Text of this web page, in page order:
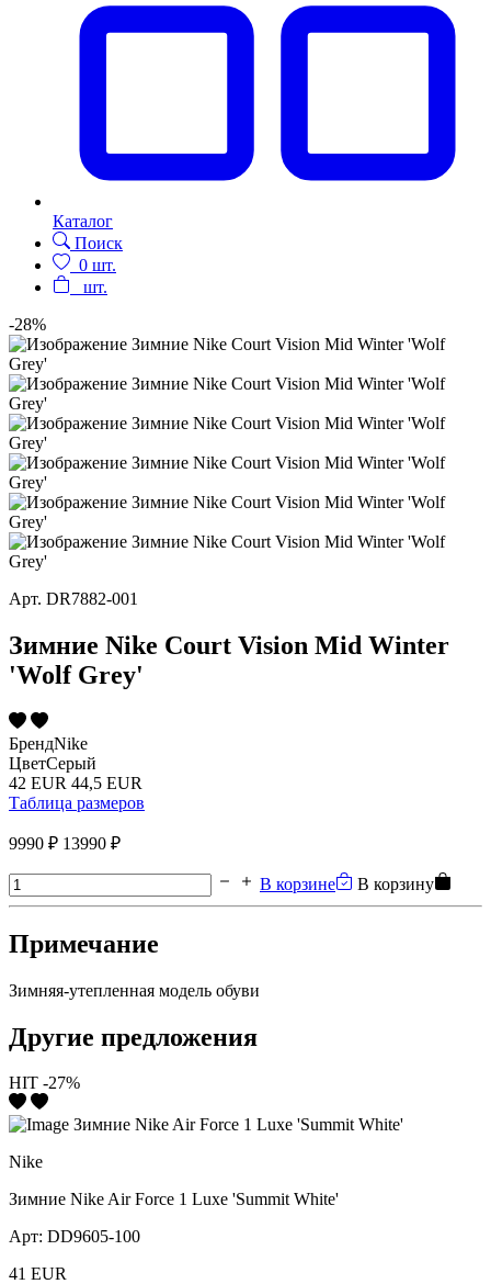
Каталог
Поиск
0 шт.
шт.
-28%
Арт. DR7882-001
Зимние Nike Court Vision Mid Winter
'Wolf Grey'
БрендNike
ЦветСерый
42 EUR 44,5 EUR
Таблица размеров
9990 ₽ 13990 ₽
В корзине В корзину
Примечание
Зимняя-утепленная модель обуви
Другие предложения
HIT -27%
Nike
Зимние Nike Air Force 1 Luxe 'Summit White'
Арт: DD9605-100
41 EUR